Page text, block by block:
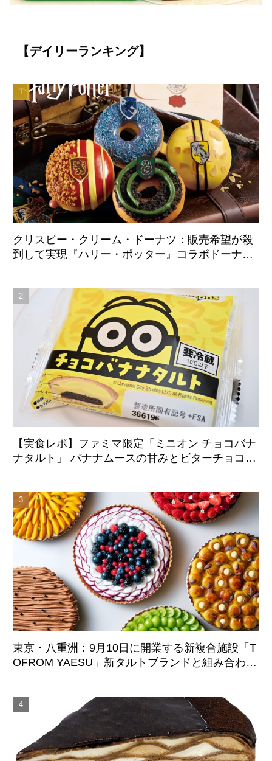
【デイリーランキング】
クリスピー・クリーム・ドーナツ：販売希望が殺
到して実現『ハリー・ポッター』コラボドーナツ
【実食レポ】ファミマ限定「ミニオン チョコバナ
ナタルト」 バナナムースの甘みとビターチョコが
東京・八重洲：9月10日に開業する新複合施設「T
OFROM YAESU」新タルトブランドと組み合わせ